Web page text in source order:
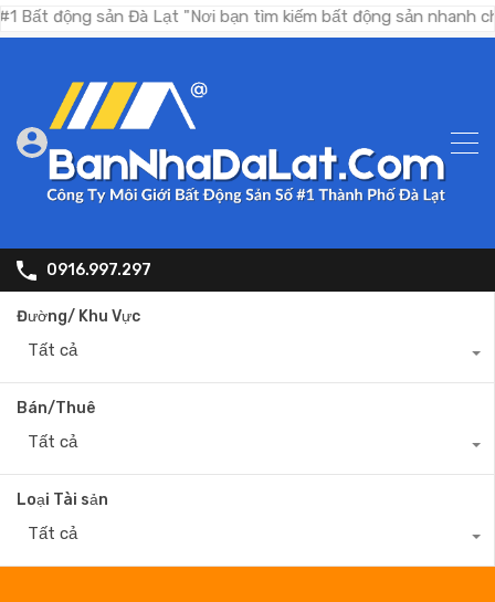
sản Đà Lạt "Nơi bạn tìm kiếm bất động sản nhanh chóng,
0916.997.297
Đường/ Khu Vực
Tất cả
Bán/Thuê
Tất cả
Loại Tài sản
Tất cả